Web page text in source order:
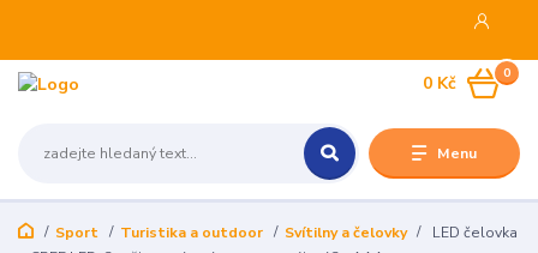
Menu
0
0 Kč
Sport Turistika a outdoor Svítilny a čelovky
LED čelovka